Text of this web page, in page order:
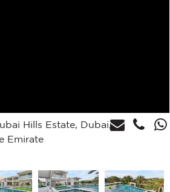
Hills Estate, Dubai,
Emirate